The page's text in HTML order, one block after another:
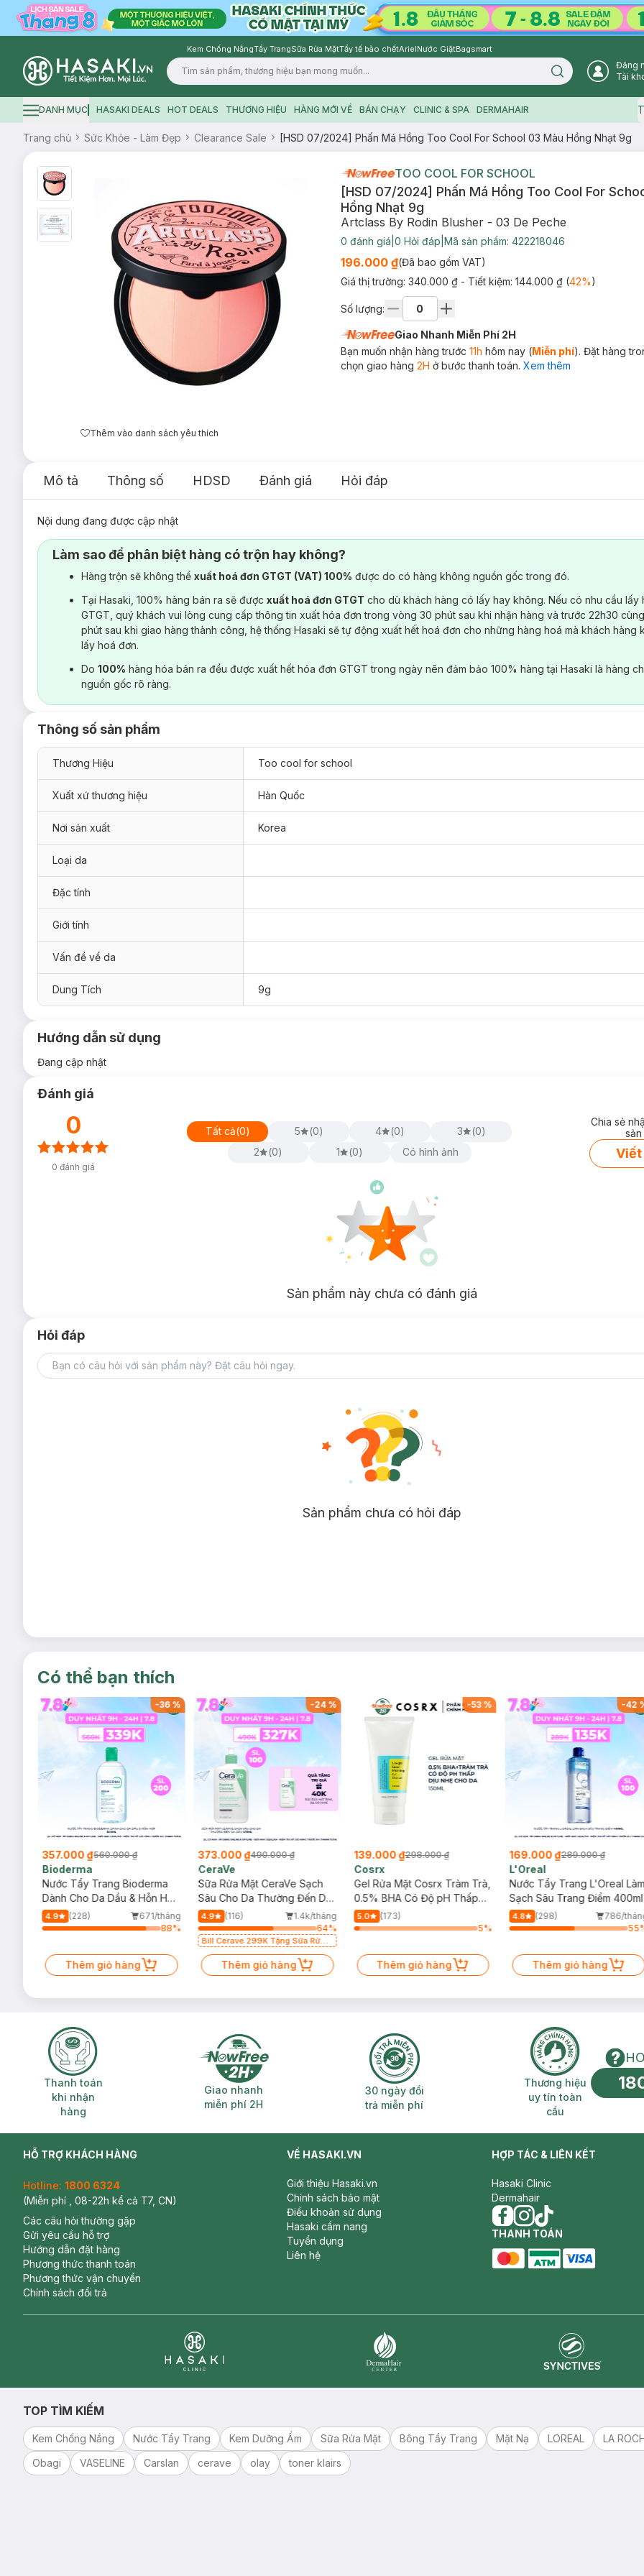
Kem Chống NắngTẩy TrangSữa Rửa MặtTẩy tế bào chếtArielNước GiặtBagsmart
Logo
Search icon
Đăng
Tài
Hamburger icon
DANH MỤC HASAKI DEALS HOT DEALS THƯƠNG HIỆU HÀNG MỚI VỀ BÁN CHẠY CLINIC & SPA DERMAHAIR
Trang chủ Sức Khỏe - Làm Đẹp Clearance Sale [HSD 07/2024] Phấn Má Hồng Too Cool For School 03 Màu Hồng Nhạt 9g
Thêm vào danh sách yêu thích
TOO COOL FOR SCHOOL
[HSD 07/2024] Phấn Má Hồng Too Cool For
Hồng Nhạt 9g
Artclass By Rodin Blusher - 03 De Peche
0 đánh giá 0 Hỏi đáp Mã sản phẩm: 422218046
196.000 ₫(Đã bao gồm VAT)
Giá thị trường: 340.000 ₫ - Tiết kiệm: 144.000 ₫(42%)
Số lượng:
Giao Nhanh Miễn Phí 2H
Bạn muốn nhận hàng trước 11h hôm nay (Miễn phí). Đặt hàng
chọn giao hàng 2H ở bước thanh toán. Xem thêm
Mô tả Thông số HDSD Đánh giá Hỏi đáp
Nội dung đang được cập nhật
Làm sao để phân biệt hàng có trộn hay không?
Hàng trộn sẽ không thể xuất hoá đơn GTGT (VAT) 100% được do có hàng không nguồn gốc trong đó.
Tại Hasaki, 100% hàng bán ra sẽ được xuất hoá đơn GTGT cho dù khách hàng có lấy hay không. Nếu có nhu cầu lấy
GTGT, quý khách vui lòng cung cấp thông tin xuất hóa đơn trong vòng 30 phút sau khi nhận hàng và trước 22h30
phút sau khi giao hàng thành công, hệ thống Hasaki sẽ tự động xuất hết hoá đơn cho những hàng hoá mà khách hàng
lấy hoá đơn.
Do 100% hàng hóa bán ra đều được xuất hết hóa đơn GTGT trong ngày nên đảm bảo 100% hàng tại Hasaki là hàng
nguồn gốc rõ ràng.
Thông số sản phẩm
Thương Hiệu Too cool for school
Xuất xứ thương hiệu Hàn Quốc
Nơi sản xuất Korea
Loại da
Đặc tính
Giới tính
Vấn đề về da
Dung Tích 9g
Hướng dẫn sử dụng
Đang cập nhật
Đánh giá
0
0 đánh giá
Tất cả(0) 5 (0) 4 (0) 3 (0)
2
(0) 1 (0) Có hình ảnh
Chia sẻ
Viết
Sản phẩm này chưa có đánh giá
Hỏi đáp
Sản phẩm chưa có hỏi đáp
Có thể bạn thích
-36%
357.000 ₫560.000 ₫
Bioderma
Nước Tẩy Trang Bioderma
Dành Cho Da Dầu & Hỗn Hợp
500ml
4.9 (228)
671/tháng
88%
Thêm giỏ hàng
-24%
373.000 ₫490.000 ₫
CeraVe
Sữa Rửa Mặt CeraVe Sạch
Sâu Cho Da Thường Đến Da
Dầu 473ml
4.9 (116)
1.4k/tháng
64%
Bill Cerave 299K Tặng Sữa Rửa
Mặt Cerave 30ml (SL có hạn)
Thêm giỏ hàng
-53%
139.000 ₫298.000 ₫
Cosrx
Gel Rửa Mặt Cosrx Tràm Trà,
0.5% BHA Có Độ pH Thấp
150ml
5.0
(173)
5%
Thêm giỏ hàng
-42
169.000 ₫289.000 ₫
L'Oreal
Nước Tẩy Trang L'Oreal Làm
Sạch Sâu Trang Điểm 400ml
4.8 (298)
786/
55
Thêm giỏ hàng
Thanh toán khi nhận hàng
Thanh toán
khi nhận
hàng
Giao nhanh miễn phí 2H
Giao nhanh
miễn phí 2H
30 ngày đổi trả miễn phí
30 ngày đổi
trả miễn phí
Thương hiệu uy
Thương hiệu
uy tín toàn
cầu
HỖ TRỢ KHÁCH HÀNG
Hotline: 1800 6324
(Miễn phí , 08-22h kể cả T7, CN)
Các câu hỏi thường gặp
Gửi yêu cầu hỗ trợ
Hướng dẫn đặt hàng
Phương thức thanh toán
Phương thức vận chuyển
Chính sách đổi trả
VỀ HASAKI.VN
Giới thiệu Hasaki.vn
Chính sách bảo mật
Điều khoản sử dụng
Hasaki cẩm nang
Tuyển dụng
Liên hệ
HỢP TÁC & LIÊN KẾT
Hasaki Clinic
Dermahair
facebook
instagram
tiktok
THANH TOÁN
TOP TÌM KIẾM
Kem Chống Nắng Nước Tẩy Trang Kem Dưỡng Ẩm Sữa Rửa Mặt Bông Tẩy Trang Mặt Nạ LOREAL LA
Obagi
VASELINE Carslan cerave olay toner klairs